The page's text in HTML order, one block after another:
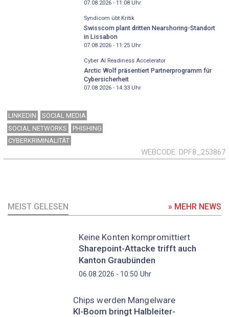
07.08.2026 - 11:08Uhr
Syndicom übt Kritik
Swisscom plant dritten Nearshoring-Standort
in Lissabon
07.08.2026 - 11:25Uhr
Cyber AI Readiness Accelerator
Arctic Wolf präsentiert Partnerprogramm für
Cybersicherheit
07.08.2026 - 14:33Uhr
LINKEDIN
SOCIAL MEDIA
SOCIAL NETWORKS
PHISHING
CYBERKRIMINALITÄT
WEBCODE DPF8_253867
MEIST GELESEN » MEHR NEWS
Keine Konten kompromittiert
Sharepoint-Attacke trifft auch
Kanton Graubünden
06.08.2026 - 10:50 Uhr
Chips werden Mangelware
KI-Boom bringt Halbleiter-